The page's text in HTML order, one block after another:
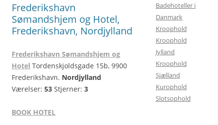
Frederikshavn
Sømandshjem og Hotel,
Frederikshavn, Nordjylland
Frederikshavn Sømandshjem og
Hotel Tordenskjoldsgade 15b, 9900
Frederikshavn. Nordjylland
Værelser: 53 Stjerner: 3
BOOK HOTEL
Badehoteller i
Danmark
Kroophold
Kroophold
Jylland
Kroophold
Sjælland
Kurophold
Slotsophold